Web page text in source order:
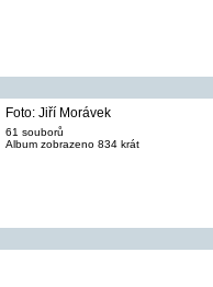
Foto: Jiří Morávek
61 souborů
Album zobrazeno 834 krát